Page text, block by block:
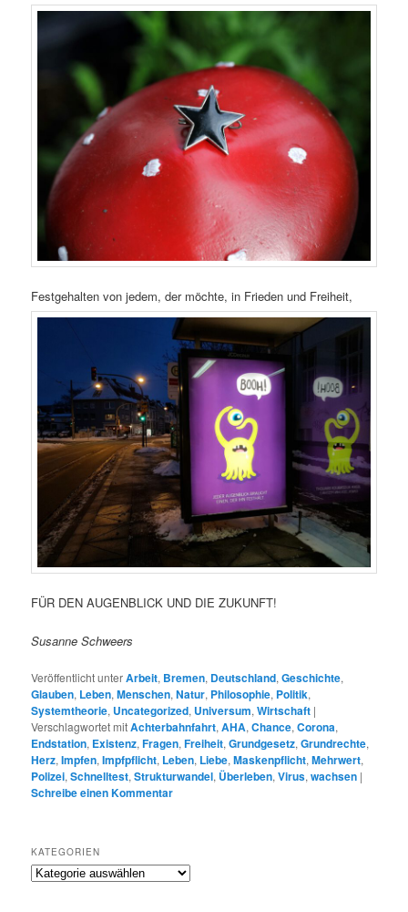
Festgehalten von jedem, der möchte, in Frieden und Freiheit,
FÜR DEN AUGENBLICK UND DIE ZUKUNFT!
Susanne Schweers
Veröffentlicht unterArbeit, Bremen, Deutschland,Geschichte,
Glauben, Leben,Menschen,Natur, Philosophie, Politik,
Systemtheorie, Uncategorized, Universum,Wirtschaft |
Verschlagwortet mitAchterbahnfahrt,AHA,Chance,Corona,
Endstation, Existenz,Fragen,Freiheit,Grundgesetz,Grundrechte,
Herz,Impfen,Impfpflicht, Leben, Liebe,Maskenpflicht,Mehrwert,
Polizei,Schnelltest,Strukturwandel, Überleben,Virus,wachsen |
Schreibe einen Kommentar
KATEGORIEN
K